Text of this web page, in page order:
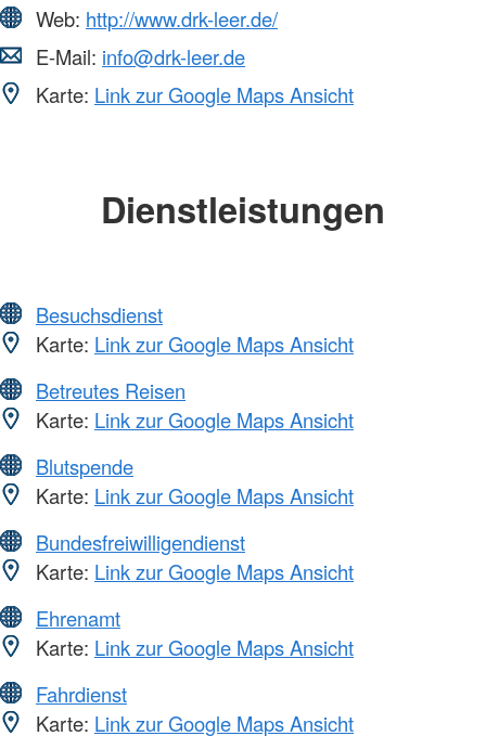
Web: http://www.drk-leer.de/
E-Mail: info@drk-leer.de
Karte: Link zur Google Maps Ansicht
Dienstleistungen
Besuchsdienst
Karte: Link zur Google Maps Ansicht
Betreutes Reisen
Karte: Link zur Google Maps Ansicht
Blutspende
Karte: Link zur Google Maps Ansicht
Bundesfreiwilligendienst
Karte: Link zur Google Maps Ansicht
Ehrenamt
Karte: Link zur Google Maps Ansicht
Fahrdienst
Karte: Link zur Google Maps Ansicht